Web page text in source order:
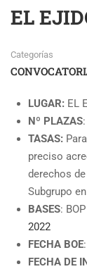
EL
Categorías
LUGAR: EL
Nº PLAZAS
TASAS:
preciso
derechos
Subgrupo
BASES: BOP
2022
FECHA BOE:
FECHA DE